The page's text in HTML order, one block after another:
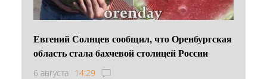
Евгений Солнцев сообщил, что Оренбургская
область стала бахчевой столицей России
6 августа 14:29